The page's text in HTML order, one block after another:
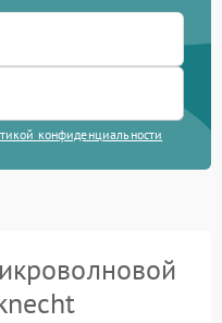
конфиденциальности